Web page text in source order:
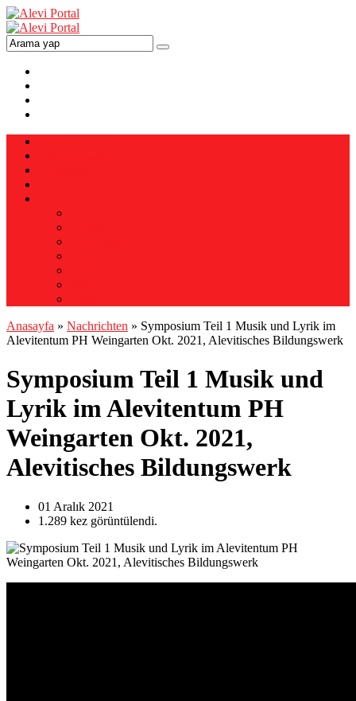
Anasayfa » Nachrichten » Symposium Teil 1 Musik und Lyrik im
Alevitentum PH Weingarten Okt. 2021, Alevitisches Bildungswerk
Symposium Teil 1 Musik und
Lyrik im Alevitentum PH
Weingarten Okt. 2021,
Alevitisches Bildungswerk
01 Aralık 2021
1.289 kez görüntülendi.